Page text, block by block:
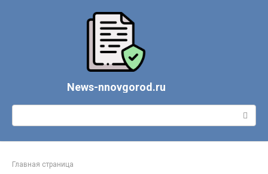
News-nnovgorod.ru
Поиск:
Главная страница